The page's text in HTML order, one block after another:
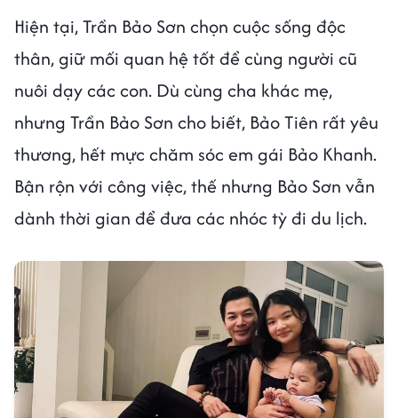
Hiện tại, Trần Bảo Sơn chọn cuộc sống độc
thân, giữ mối quan hệ tốt để cùng người cũ
nuôi dạy các con. Dù cùng cha khác mẹ,
nhưng Trần Bảo Sơn cho biết, Bảo Tiên rất yêu
thương, hết mực chăm sóc em gái Bảo Khanh.
Bận rộn với công việc, thế nhưng Bảo Sơn vẫn
dành thời gian để đưa các nhóc tỳ đi du lịch.